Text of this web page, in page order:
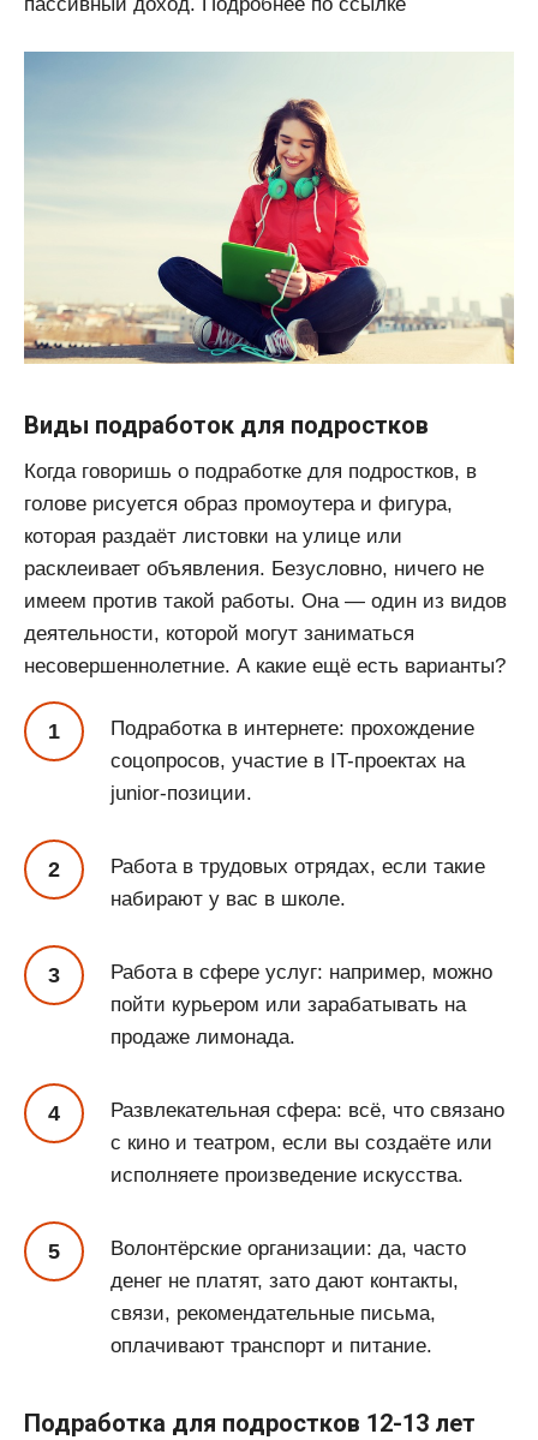
пассивный доход. Подробнее по ссылке
Виды подработок для подростков
Когда говоришь о подработке для подростков, в
голове рисуется образ промоутера и фигура,
которая раздаёт листовки на улице или
расклеивает объявления. Безусловно, ничего не
имеем против такой работы. Она — один из видов
деятельности, которой могут заниматься
несовершеннолетние. А какие ещё есть варианты?
Подработка в интернете: прохождение
соцопросов, участие в IT-проектах на
junior-позиции.
Работа в трудовых отрядах, если такие
набирают у вас в школе.
Работа в сфере услуг: например, можно
пойти курьером или зарабатывать на
продаже лимонада.
Развлекательная сфера: всё, что связано
с кино и театром, если вы создаёте или
исполняете произведение искусства.
Волонтёрские организации: да, часто
денег не платят, зато дают контакты,
связи, рекомендательные письма,
оплачивают транспорт и питание.
Подработка для подростков 12-13 лет